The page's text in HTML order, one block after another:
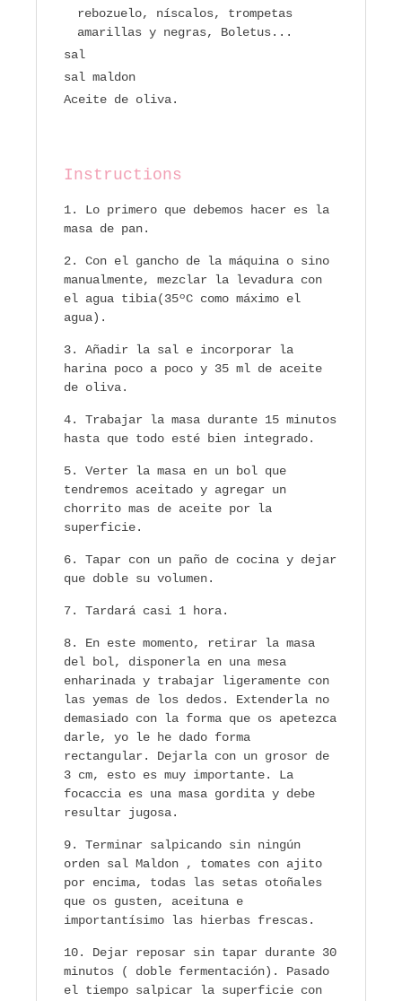
rebozuelo, níscalos, trompetas
amarillas y negras, Boletus...
sal
sal maldon
Aceite de oliva.
Instructions
Lo primero que debemos hacer es la
masa de pan.
Con el gancho de la máquina o sino
manualmente, mezclar la levadura con
el agua tibia(35ºC como máximo el
agua).
Añadir la sal e incorporar la
harina poco a poco y 35 ml de aceite
de oliva.
Trabajar la masa durante 15 minutos
hasta que todo esté bien integrado.
Verter la masa en un bol que
tendremos aceitado y agregar un
chorrito mas de aceite por la
superficie.
Tapar con un paño de cocina y dejar
que doble su volumen.
Tardará casi 1 hora.
En este momento, retirar la masa
del bol, disponerla en una mesa
enharinada y trabajar ligeramente con
las yemas de los dedos. Extenderla no
demasiado con la forma que os apetezca
darle, yo le he dado forma
rectangular. Dejarla con un grosor de
3 cm, esto es muy importante. La
focaccia es una masa gordita y debe
resultar jugosa.
Terminar salpicando sin ningún
orden sal Maldon , tomates con ajito
por encima, todas las setas otoñales
que os gusten, aceituna e
importantísimo las hierbas frescas.
Dejar reposar sin tapar durante 30
minutos ( doble fermentación). Pasado
el tiempo salpicar la superficie con